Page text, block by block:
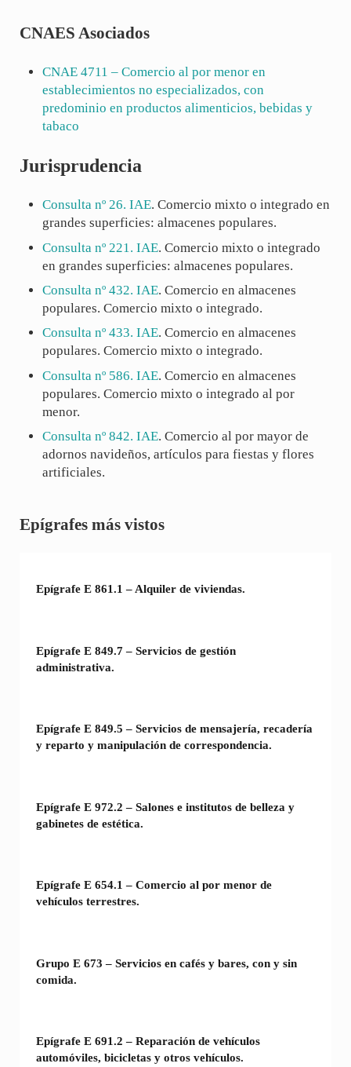
CNAES Asociados
CNAE4711 – Comercio al por menor en
establecimientos no especializados, con
predominio en productos alimenticios, bebidas y
tabaco
Jurisprudencia
Consulta nº 26. IAE. Comercio mixto o integrado en
grandes superficies: almacenes populares.
Consulta nº 221. IAE. Comercio mixto o integrado
en grandes superficies: almacenes populares.
Consulta nº 432. IAE. Comercio en almacenes
populares. Comercio mixto o integrado.
Consulta nº 433. IAE. Comercio en almacenes
populares. Comercio mixto o integrado.
Consulta nº 586. IAE. Comercio en almacenes
populares. Comercio mixto o integrado al por
menor.
Consulta nº 842. IAE. Comercio al por mayor de
adornos navideños, artículos para fiestas y flores
artificiales.
Sidebar
Epígrafes más vistos
Epígrafe E 861.1 – Alquiler de viviendas.
Epígrafe E 849.7 – Servicios de gestión
administrativa.
Epígrafe E 849.5 – Servicios de mensajería, recadería
y reparto y manipulación de correspondencia.
Epígrafe E 972.2 – Salones e institutos de belleza y
gabinetes de estética.
Epígrafe E 654.1 – Comercio al por menor de
vehículos terrestres.
Grupo E 673 – Servicios en cafés y bares, con y sin
comida.
Epígrafe E 691.2 – Reparación de vehículos
automóviles, bicicletas y otros vehículos.